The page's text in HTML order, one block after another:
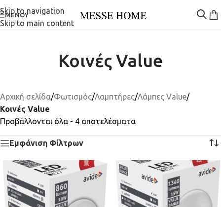
Skip to navigation
Skip to main content
ΜΕΝΟΎ
Κοινές Value
Αρχική σελίδα/Φωτισμός/Λαμπτήρες/Λάμπες Value/
Κοινές Value
Προβάλλονται όλα - 4 αποτελέσματα
Εμφάνιση Φίλτρων